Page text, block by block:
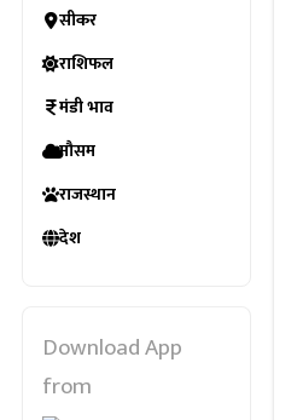
सीकर
राशिफल
मंडी भाव
मौसम
राजस्थान
देश
Download App
from